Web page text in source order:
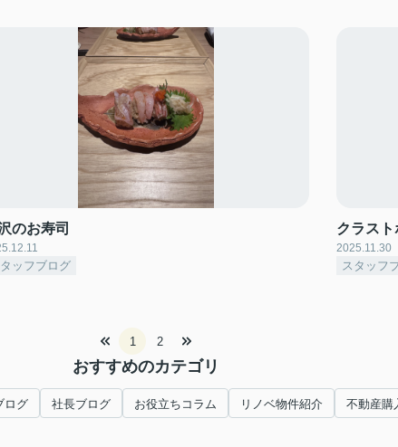
のお寿司
ッフブログ
クラス
2025.11.30
スタッフ
1 2
おすすめのカテゴリ
ログ 社長ブログ お役立ちコラム リノベ物件紹介 不動産購